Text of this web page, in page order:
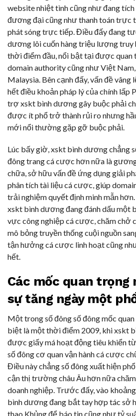
website nhiệt tình cũng như đang
đương đại cũng như thanh toán trực
phát sóng trực tiếp. Điều đấy đang
dương lôi cuốn hàng triệu lượng truy
thời điểm đầu, nổi bật tại được quan
domain authority cũng như Việt
Malaysia. Bên cạnh đấy, vấn đề vâng
hết điều khoản pháp lý của chính lấp
trợ xskt bình dương gây buộc phải
được ít phổ trở thành rủi ro nhưng
mới nổi thường gặp gỡ buộc phải.
Lúc bấy giờ, xskt bình dương chẳng
đông trang cá cược hơn nữa là
chữa, sở hữu vấn đề ứng dụng giải
phân tích tài liệu cá cược, giúp
trải nghiệm quyết định minh mẫn
xskt bình dương đang đánh dấu một
vực công nghiệp cá cược, chăm chở
mô bỏng truyền thống cuội nguồn
tận hưởng cá cược linh hoạt cũng
hết.
Các mốc quan trọng
sự tăng ngày một
Một trong số đông số đông mốc
biệt là một thời điểm 2009, khi xskt
được giấy má hoạt động tiêu khiển
số đông cơ quan vận hành cá cược
Điều này chẳng số đông xuất hiện
cận thị trường châu Âu hơn nữa
doanh nghiệp. Trước đấy, vào
bình dương đang bắt tay hợp tác sở
thao Khủng để báo tin cũng như tỷ